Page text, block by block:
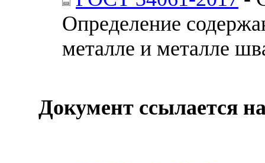
Определение
металле и металле
Документ ссылается